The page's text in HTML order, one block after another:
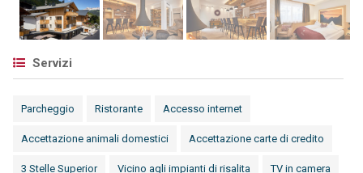
Servizi
Parcheggio Ristorante Accesso internet
Accettazione animali domestici Accettazione carte di credito
3 Stelle Superior Vicino agli impianti di risalita TV in camera